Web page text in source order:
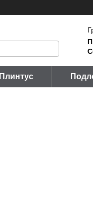
Плинтус